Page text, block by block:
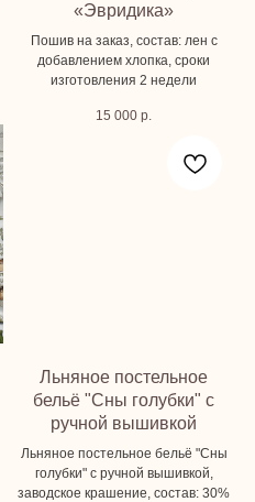
«Эвридика»
Пошив на заказ, состав: лен с
добавлением хлопка, сроки
изготовления 2 недели
15 000 р.
Льняное постельное
бельё "Сны голубки" с
ручной вышивкой
Льняное постельное бельё "Сны
голубки" с ручной вышивкой,
заводское крашение, состав: 30%